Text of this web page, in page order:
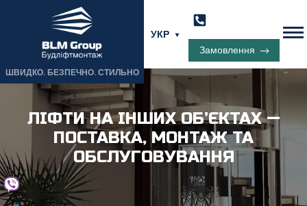
ШВИДКО. БЕЗПЕЧНО. СТИЛЬНО
УКР
Замовлення
ЛІФТИ НА ІНШИХ ОБ’ЄКТАХ —
ПОСТАВКА, МОНТАЖ ТА
ОБСЛУГОВУВАННЯ